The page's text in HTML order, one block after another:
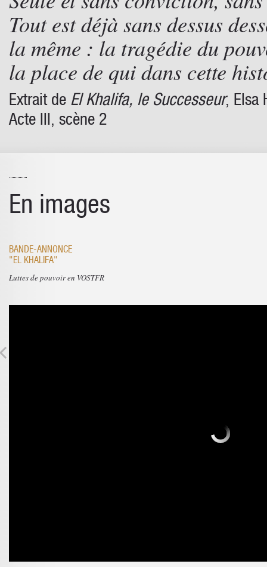
Tout est déjà sans dessus
la même : la tragédie du
la place de qui dans cette
Extrait de El Khalifa, le Successeur, Elsa
Acte III, scène 2
En images
BANDE-ANNONCE
"EL KHALIFA"
Luttes de pouvoir en VOSTFR